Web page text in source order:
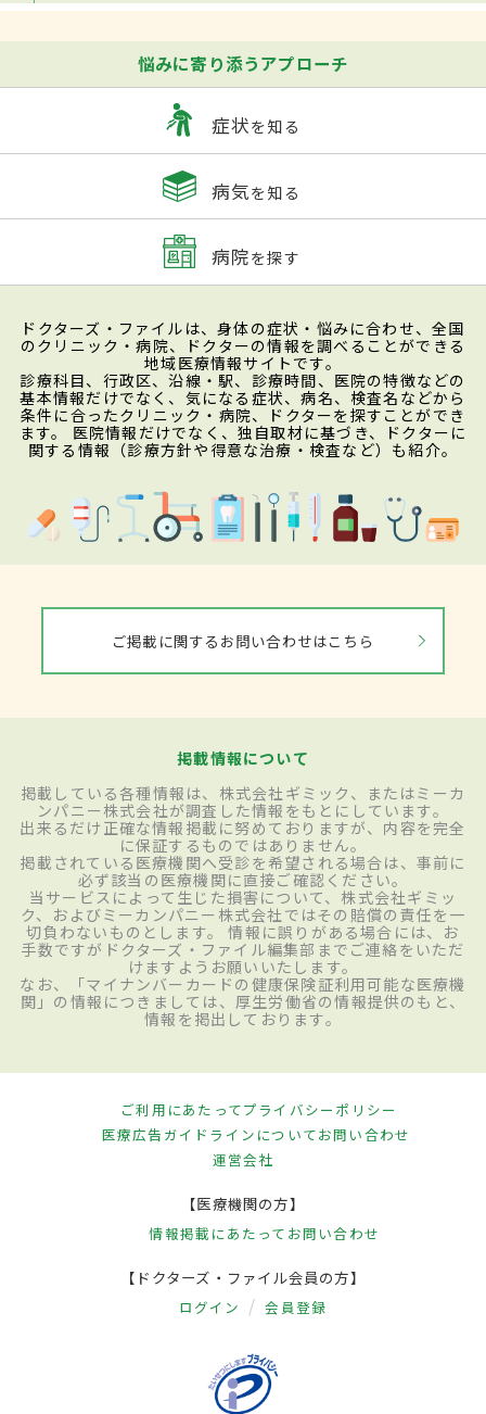
悩みに寄り添うアプローチ
症状を知る
病気を知る
病院を探す
ドクターズ・ファイルは、身体の症状・悩みに合わせ、全国
のクリニック・病院、ドクターの情報を調べることができる
地域医療情報サイトです。
診療科目、行政区、沿線・駅、診療時間、医院の特徴などの
基本情報だけでなく、気になる症状、病名、検査名などから
条件に合ったクリニック・病院、ドクターを探すことができ
ます。 医院情報だけでなく、独自取材に基づき、ドクターに
関する情報（診療方針や得意な治療・検査など）も紹介。
ご掲載に関するお問い合わせはこちら
掲載情報について
掲載している各種情報は、株式会社ギミック、またはミーカ
ンパニー株式会社が調査した情報をもとにしています。
出来るだけ正確な情報掲載に努めておりますが、内容を完全
に保証するものではありません。
掲載されている医療機関へ受診を希望される場合は、事前に
必ず該当の医療機関に直接ご確認ください。
当サービスによって生じた損害について、株式会社ギミッ
ク、およびミーカンパニー株式会社ではその賠償の責任を一
切負わないものとします。 情報に誤りがある場合には、お
手数ですがドクターズ・ファイル編集部までご連絡をいただ
けますようお願いいたします。
なお、「マイナンバーカードの健康保険証利用可能な医療機
関」の情報につきましては、厚生労働省の情報提供のもと、
情報を掲出しております。
ご利用にあたってプライバシーポリシー
医療広告ガイドラインについてお問い合わせ
運営会社
【医療機関の方】
情報掲載にあたって お問い合わせ
【ドクターズ・ファイル会員の方】
ログイン 会員登録